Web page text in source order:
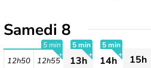
Samedi 8
12h50
5 min
12h55
5 min
13h
5 min
14h 15h